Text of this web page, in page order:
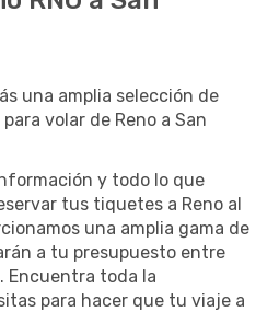
una amplia selección de
volar de Reno a San
y todo lo que
tus tiquetes a Reno al
una amplia gama de
a tu presupuesto entre
Encuentra toda la
para hacer que tu viaje a